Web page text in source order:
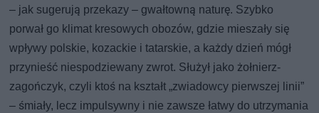
– jak sugerują przekazy – gwałtowną naturę. Szybko
porwał go klimat kresowych obozów, gdzie mieszały się
wpływy polskie, kozackie i tatarskie, a każdy dzień mógł
przynieść niespodziewany zwrot. Służył jako żołnierz-
zagończyk, czyli ktoś na kształt „zwiadowcy pierwszej linii”
– śmiały, lecz impulsywny i nie zawsze łatwy do utrzymania